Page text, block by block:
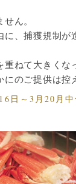
ん。
、捕獲規制が
重ねて大きくな
のご提供は控
日～3月20月